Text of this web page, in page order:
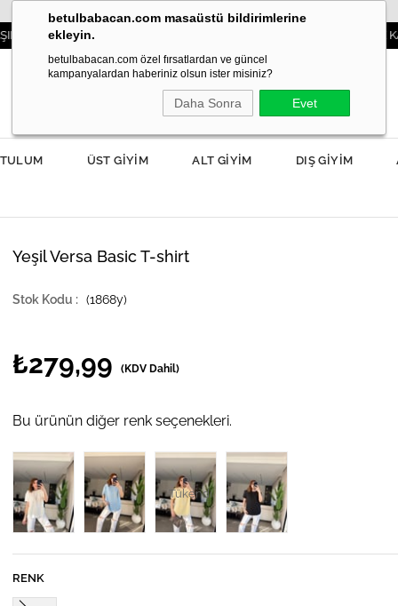
3000TL VE ÜZERİ SİPARİŞLERDE KARGO
betulbabacan.com masaüstü bildirimlerine
ekleyin.
betulbabacan.com özel fırsatlardan ve güncel
kampanyalardan haberiniz olsun ister misiniz?
Daha Sonra Evet
TULUM ÜST GİYİM ALT GİYİM DIŞ GİYİM
Yeşil Versa Basic T-shirt
(1868y)
₺279,99 (KDV Dahil)
Bu ürünün diğer renk seçenekleri.
Tükendi
RENK